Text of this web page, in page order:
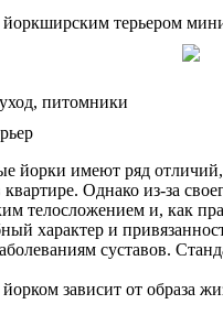
терьером
питомники
йорки имеют ряд
Однако из-за
телосложением и, как
характер и
суставов.
зависит от образа